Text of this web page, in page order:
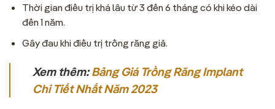
Thời gian điều trị khá lâu từ 3 đến 6 tháng có khi kéo dài
đến 1 năm.
Gây đau khi điều trị trồng răng giả.
Xem thêm:Bảng Giá Trồng Răng Implant
Chi Tiết Nhất Năm 2023